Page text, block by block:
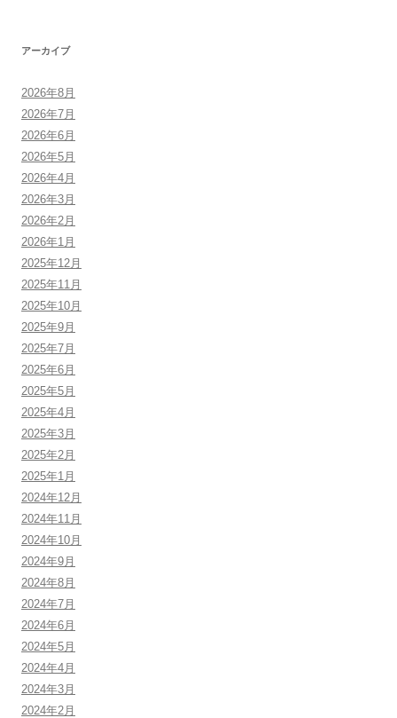
アーカイブ
2026年8月
2026年7月
2026年6月
2026年5月
2026年4月
2026年3月
2026年2月
2026年1月
2025年12月
2025年11月
2025年10月
2025年9月
2025年7月
2025年6月
2025年5月
2025年4月
2025年3月
2025年2月
2025年1月
2024年12月
2024年11月
2024年10月
2024年9月
2024年8月
2024年7月
2024年6月
2024年5月
2024年4月
2024年3月
2024年2月